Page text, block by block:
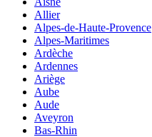
Allier
Alpes-de-Haute-Provence
Alpes-Maritimes
Ardèche
Ardennes
Ariège
Aube
Aude
Aveyron
Bas-Rhin